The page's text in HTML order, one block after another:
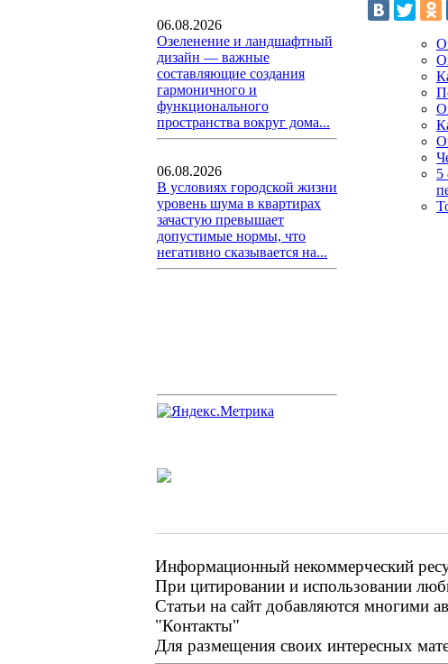
06.08.2026
Озеленение и ландшафтный
дизайн — важные
составляющие создания
гармоничного и
функционального
пространства вокруг дома...
06.08.2026
В условиях городской жизни
уровень шума в квартирах
зачастую превышает
допустимые нормы, что
негативно сказывается на...
5
Информационный некоммерческий
При цитировании и использовании
Статьи на сайт добавляются многими
"Контакты"
Для размещения своих интересных